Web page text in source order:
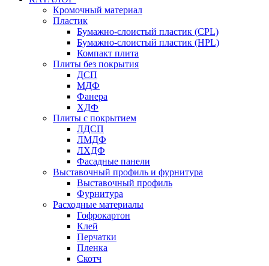
Кромочный материал
Пластик
Бумажно-слоистый пластик (CPL)
Бумажно-слоистый пластик (HPL)
Компакт плита
Плиты без покрытия
ДСП
МДФ
Фанера
ХДФ
Плиты с покрытием
ЛДСП
ЛМДФ
ЛХДФ
Фасадные панели
Выставочный профиль и фурнитура
Выставочный профиль
Фурнитура
Расходные материалы
Гофрокартон
Клей
Перчатки
Пленка
Скотч